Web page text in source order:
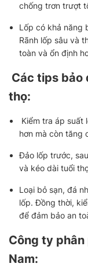
chống trơn trượt
Lốp có khả năng
Rãnh lốp sâu và
toàn và ổn định
Các tips bảo
thọ:
Kiểm tra áp suất
hơn mà còn tăng
Đảo lốp trước,
và kéo dài tuổi
Loại bỏ sạn, đá
lốp. Đồng thời,
để đảm bảo an
Công ty
Nam: